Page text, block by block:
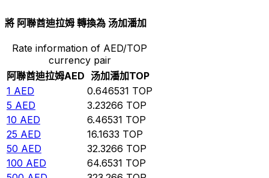
將 阿聯酋迪拉姆 轉換為 汤加潘加
Rate information of AED/TOP
currency pair
阿聯酋迪拉姆AED 汤加潘加TOP
1 AED 0.646531 TOP
5 AED 3.23266 TOP
10 AED 6.46531 TOP
25 AED 16.1633 TOP
50 AED 32.3266 TOP
100 AED 64.6531 TOP